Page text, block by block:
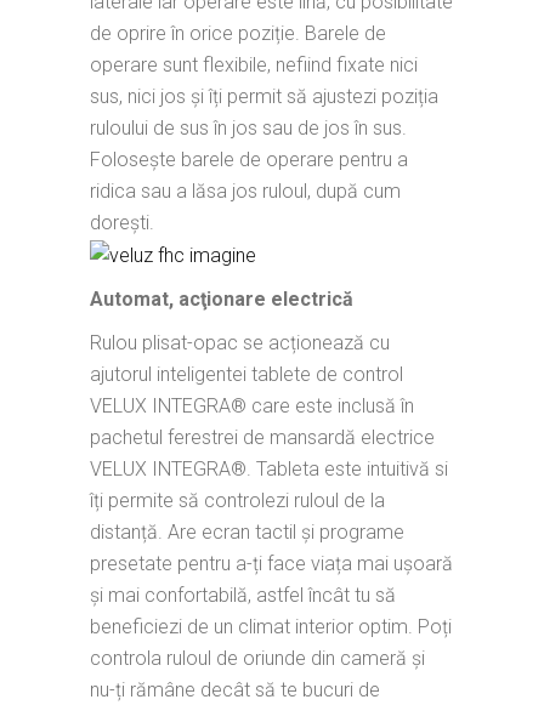
de oprire în orice poziție. Barele de
operare sunt flexibile, nefiind fixate nici
sus, nici jos și îți permit să ajustezi poziția
ruloului de sus în jos sau de jos în sus.
Folosește barele de operare pentru a
ridica sau a lăsa jos ruloul, după cum
dorești.
Automat, acţionare electrică
Rulou plisat-opac se acționează cu
ajutorul inteligentei tablete de control
VELUX INTEGRA® care este inclusă în
pachetul ferestrei de mansardă electrice
VELUX INTEGRA®. Tableta este intuitivă si
îți permite să controlezi ruloul de la
distanță. Are ecran tactil și programe
presetate pentru a-ți face viața mai ușoară
și mai confortabilă, astfel încât tu să
beneficiezi de un climat interior optim. Poți
controla ruloul de oriunde din cameră și
nu-ți rămâne decât să te bucuri de